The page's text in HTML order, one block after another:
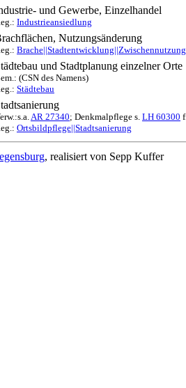
und Gewerbe, Einzelhandel
Industrieansiedlung
Nutzungsänderung
Brache||Stadtentwicklung||Zwischennutzung
und Stadtplanung einzelner Orte
(CSN des Namens)
Städtebau
AR 27340; Denkmalpflege s. LH 60300
Ortsbildpflege||Stadtsanierung
, realisiert von Sepp Kuffer